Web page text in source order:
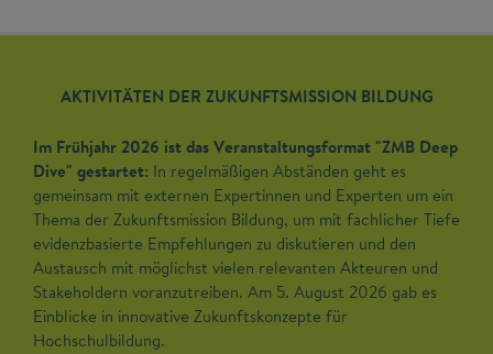
AKTIVITÄTEN DER ZUKUNFTSMISSION BILDUNG
Im Frühjahr 2026 ist das Veranstaltungsformat "ZMB Deep
Dive" gestartet: In regelmäßigen Abständen geht es
gemeinsam mit externen Expertinnen und Experten um ein
Thema der Zukunftsmission Bildung, um mit fachlicher Tiefe
evidenzbasierte Empfehlungen zu diskutieren und den
Austausch mit möglichst vielen relevanten Akteuren und
Stakeholdern voranzutreiben. Am 5. August 2026 gab es
Einblicke in innovative Zukunftskonzepte für
Hochschulbildung.